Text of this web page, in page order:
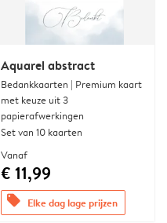
Aquarel abstract
Bedankkaarten | Premium kaart
met keuze uit 3
papierafwerkingen
Set van 10 kaarten
Vanaf
€ 11,99
offers Elke dag lage prijzen